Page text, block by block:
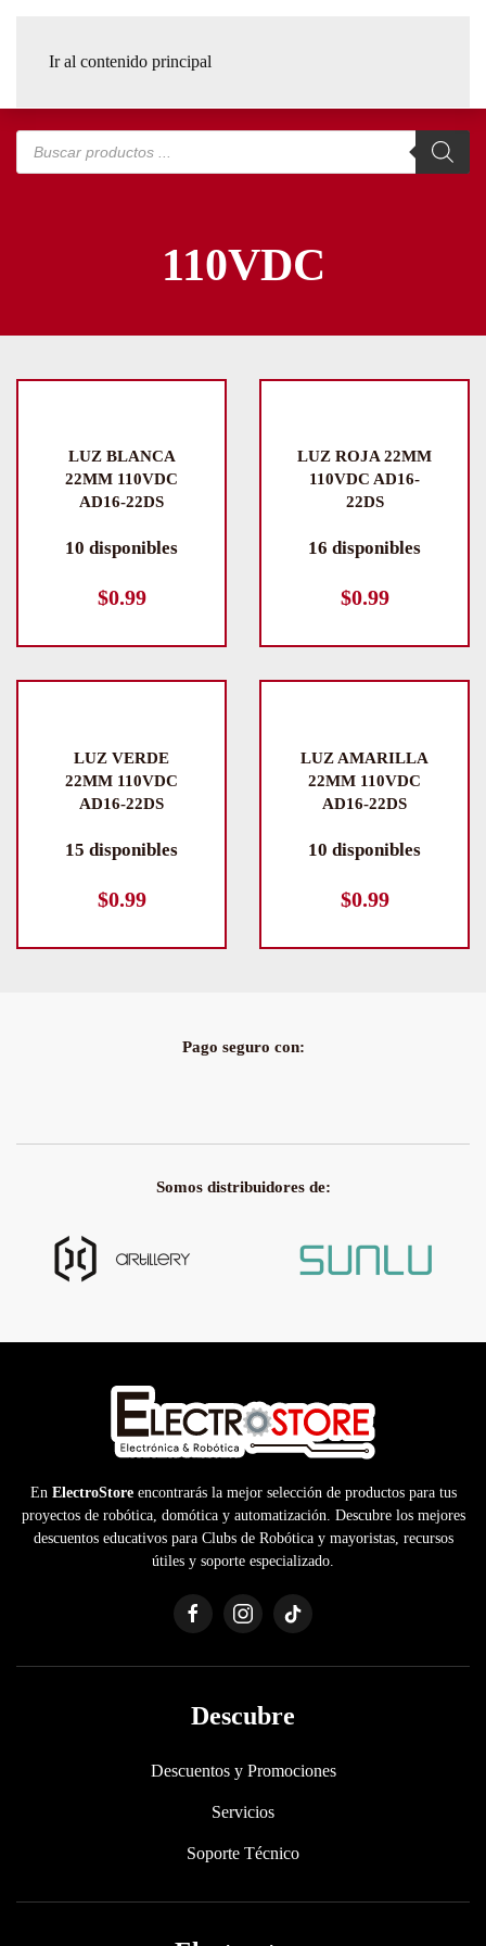
Ir al contenido principal
Búsqueda
productos
110VDC
LUZ BLANCA
22MM 110VDC
AD16-22DS
10 disponibles
$0.99
LUZ ROJA 22MM
110VDC AD16-
22DS
16 disponibles
$0.99
LUZ VERDE
22MM 110VDC
AD16-22DS
15 disponibles
$0.99
LUZ AMARILLA
22MM 110VDC
AD16-22DS
10 disponibles
$0.99
Pago seguro con:
Somos distribuidores de:
En ElectroStoreencontrarás la mejor selección de productos para tus
proyectos de robótica, domótica y automatización. Descubre los mejores
descuentos educativos para Clubs de Robótica y mayoristas, recursos
útiles y soporte especializado.
Descubre
Descuentos y Promociones
Servicios
Soporte Técnico